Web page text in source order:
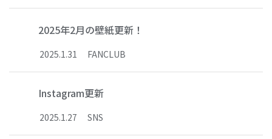
2025年2月の壁紙更新！
2025.1 .31 FANCLUB
Instagram更新
2025.1 .27 SNS